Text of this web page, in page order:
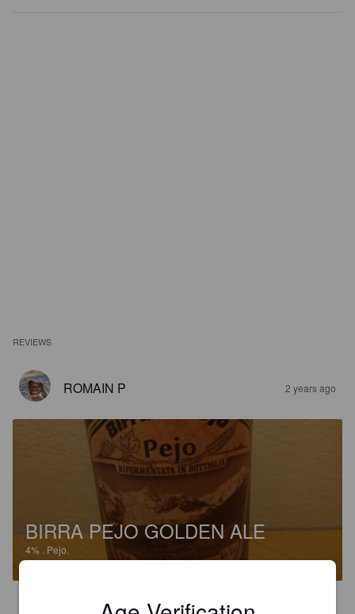
REVIEWS
ROMAIN P 2 years ago
BIRRA PEJO GOLDEN ALE
4% . Pejo.